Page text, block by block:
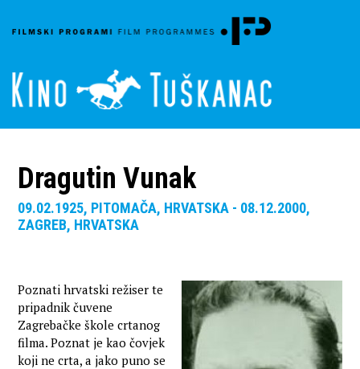
Dragutin Vunak
09.02.1925, PITOMAČA, HRVATSKA - 08.12.2000,
ZAGREB, HRVATSKA
Poznati hrvatski režiser te
pripadnik čuvene
Zagrebačke škole crtanog
filma. Poznat je kao čovjek
koji ne crta, a jako puno se